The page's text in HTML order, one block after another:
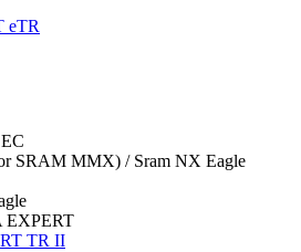
eTR
SRAM MMX) / Sram NX Eagle
EXPERT
TR II